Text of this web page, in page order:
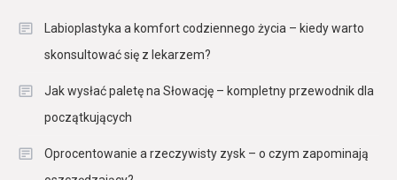
Labioplastyka a komfort codziennego życia – kiedy warto
skonsultować się z lekarzem?
Jak wysłać paletę na Słowację – kompletny przewodnik dla
początkujących
Oprocentowanie a rzeczywisty zysk – o czym zapominają